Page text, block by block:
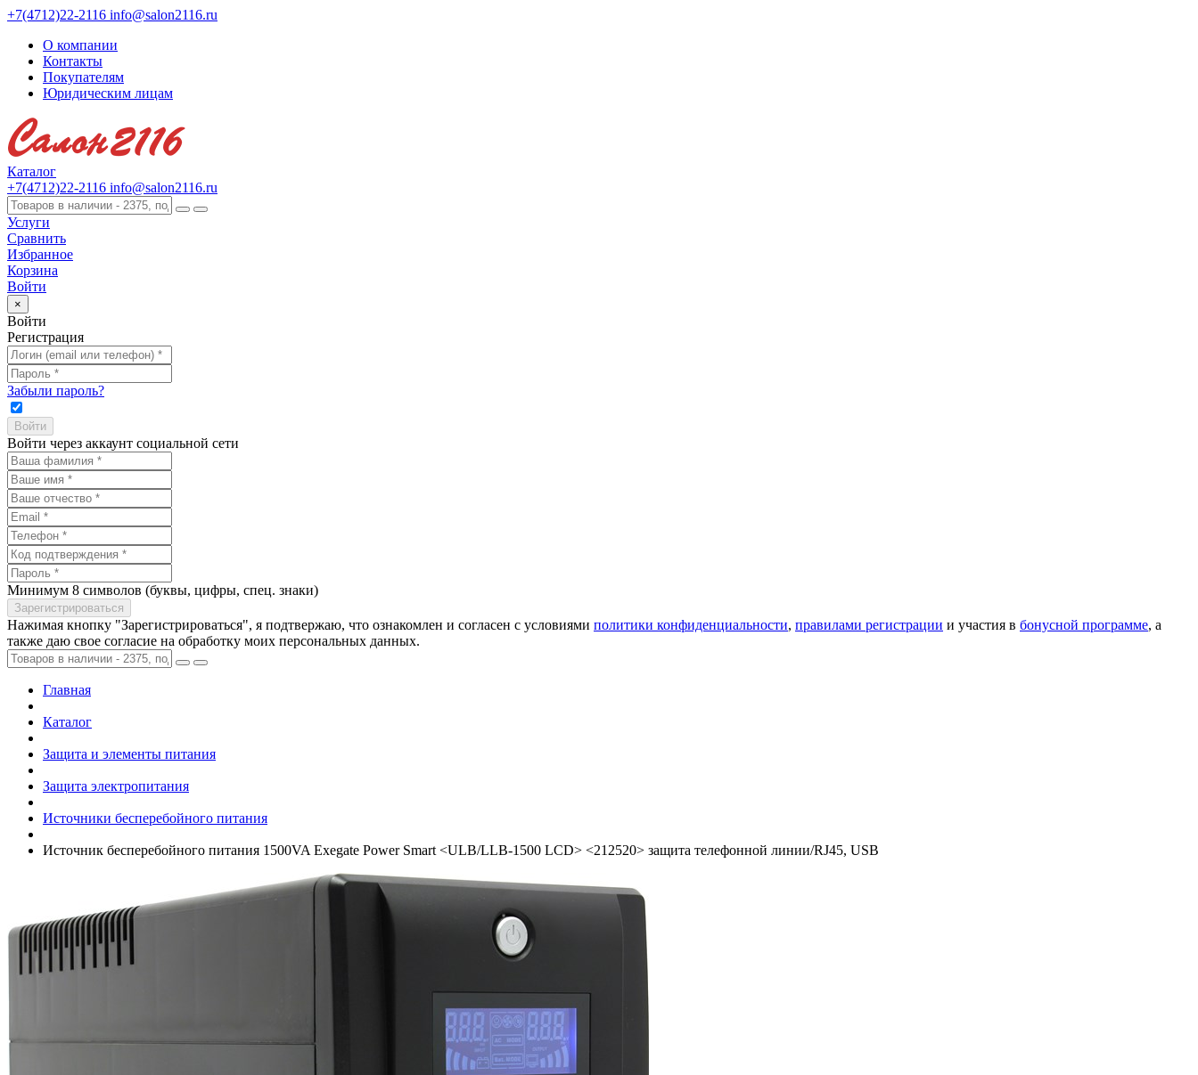
+7(4712)22-2116 info@salon2116.ru
О компании
Контакты
Покупателям
Юридическим лицам
Каталог
+7(4712)22-2116 info@salon2116.ru
Услуги
Сравнить
Избранное
Корзина
Войти
×
Войти
Регистрация
Забыли пароль?
Войти через аккаунт социальной сети
Минимум 8 символов (буквы, цифры, спец. знаки)
Нажимая кнопку "Зарегистрироваться", я подтвержаю, что ознакомлен и согласен с условиями политики конфиденциальности, правилами регистрации и участия в бонусной программе, а
также даю свое согласие на обработку моих персональных данных.
Главная
Каталог
Защита и элементы питания
Защита электропитания
Источники бесперебойного питания
Источник бесперебойного питания 1500VA Exegate Power Smart <ULB/­LLB-1500 LCD> <212520> защита телефонной линии/­RJ45, USB